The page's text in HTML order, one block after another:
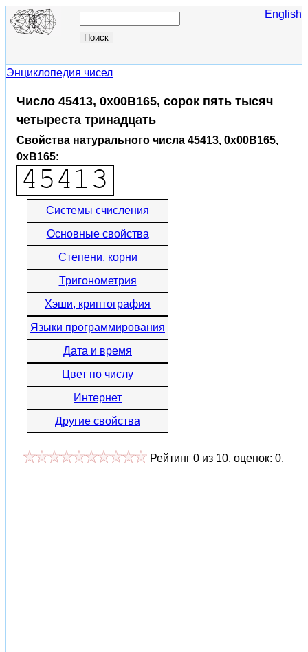
English
Энциклопедия чисел
Число 45413, 0x00B165, сорок пять тысяч
четыреста тринадцать
Свойства натурального числа 45413, 0x00B165,
0xB165:
Системы счисления
Основные свойства
Степени, корни
Тригонометрия
Хэши, криптография
Языки программирования
Дата и время
Цвет по числу
Интернет
Другие свойства
Рейтинг 0 из 10, оценок: 0.